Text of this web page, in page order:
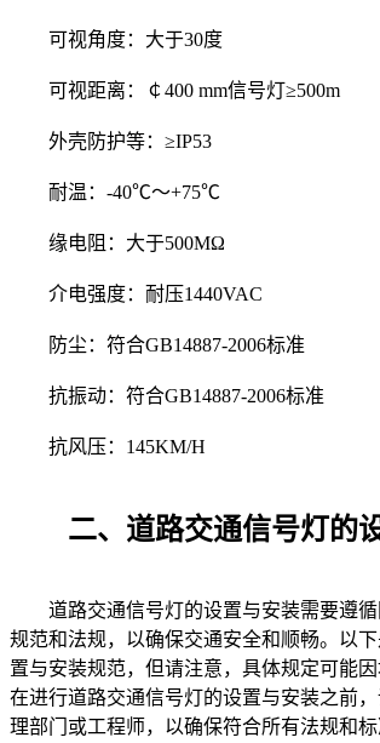
可视角度：大于30度
可视距离：￠400 mm信号灯≥500m
外壳防护等：≥IP53
耐温：-40℃～+75℃
缘电阻：大于500MΩ
介电强度：耐压1440VAC
防尘：符合GB14887-2006标准
抗振动：符合GB14887-2006标准
抗风压：145KM/H
二、道路交通信号灯的
道路交通信号灯的设置与安装需要遵循
规范和法规，以确保交通安全和顺畅。以
置与安装规范，但请注意，具体规定可能因
在进行道路交通信号灯的设置与安装之前
理部门或工程师，以确保符合所有法规和标